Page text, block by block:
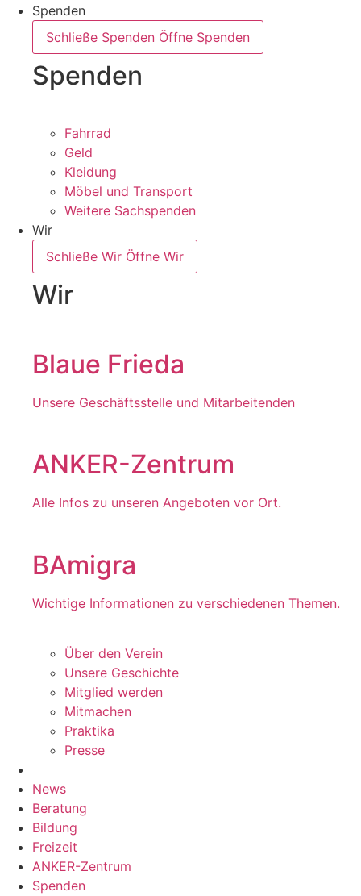
Spenden
Schließe Spenden Öffne Spenden
Spenden
Fahrrad
Geld
Kleidung
Möbel und Transport
Weitere Sachspenden
Wir
Schließe Wir Öffne Wir
Wir
Blaue Frieda
Unsere Geschäftsstelle und Mitarbeitenden
ANKER-Zentrum
Alle Infos zu unseren Angeboten vor Ort.
BAmigra
Wichtige Informationen zu verschiedenen Themen.
Über den Verein
Unsere Geschichte
Mitglied werden
Mitmachen
Praktika
Presse
News
Beratung
Bildung
Freizeit
ANKER-Zentrum
Spenden